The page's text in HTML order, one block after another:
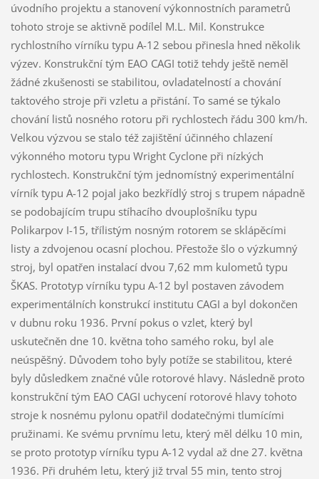
úvodního projektu a stanovení výkonnostních parametrů
tohoto stroje se aktivně podílel M.L. Mil. Konstrukce
rychlostního vírníku typu A-12 sebou přinesla hned několik
výzev. Konstrukční tým EAO CAGI totiž tehdy ještě neměl
žádné zkušenosti se stabilitou, ovladatelností a chování
taktového stroje při vzletu a přistání. To samé se týkalo
chování listů nosného rotoru při rychlostech řádu 300 km/h.
Velkou výzvou se stalo též zajištění účinného chlazení
výkonného motoru typu Wright Cyclone při nízkých
rychlostech. Konstrukční tým jednomístný experimentální
vírník typu A-12 pojal jako bezkřídlý stroj s trupem nápadně
se podobajícím trupu stíhacího dvouplošníku typu
Polikarpov I-15, třílistým nosným rotorem se sklápěcími
listy a zdvojenou ocasní plochou. Přestože šlo o výzkumný
stroj, byl opatřen instalací dvou 7,62 mm kulometů typu
ŠKAS. Prototyp vírníku typu A-12 byl postaven závodem
experimentálních konstrukcí institutu CAGI a byl dokončen
v dubnu roku 1936. První pokus o vzlet, který byl
uskutečněn dne 10. května toho samého roku, byl ale
neúspěšný. Důvodem toho byly potíže se stabilitou, které
byly důsledkem značné vůle rotorové hlavy. Následně proto
konstrukční tým EAO CAGI uchycení rotorové hlavy tohoto
stroje k nosnému pylonu opatřil dodatečnými tlumícími
pružinami. Ke svému prvnímu letu, který měl délku 10 min,
se proto prototyp vírníku typu A-12 vydal až dne 27. května
1936. Při druhém letu, který již trval 55 min, tento stroj